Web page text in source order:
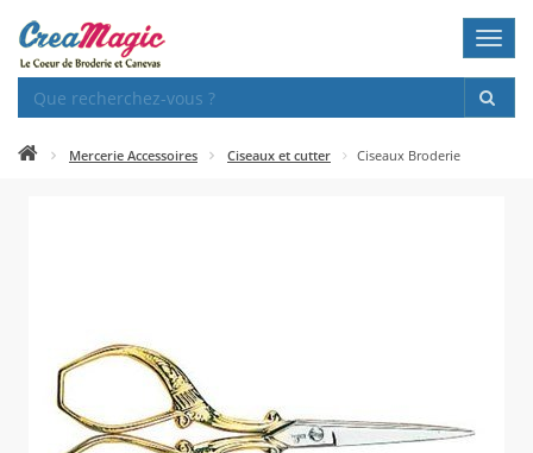
Mercerie Accessoires Ciseaux et cutter Ciseaux Broderie